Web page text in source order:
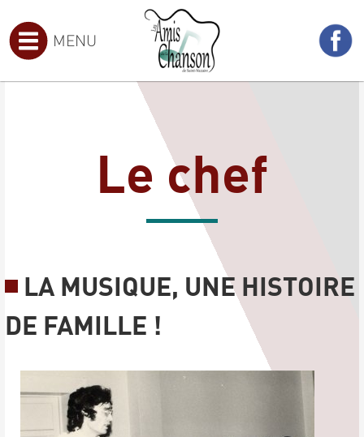
MENU
Le chef
LA MUSIQUE, UNE HISTOIRE
DE FAMILLE !